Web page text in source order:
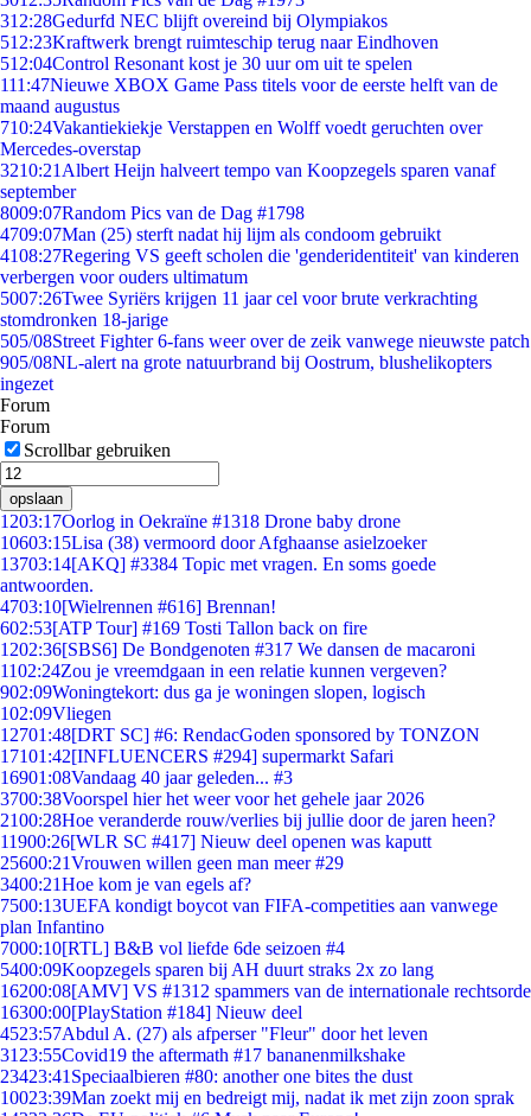
312:28Gedurfd NEC blijft overeind bij Olympiakos
512:23Kraftwerk brengt ruimteschip terug naar Eindhoven
512:04Control Resonant kost je 30 uur om uit te spelen
111:47Nieuwe XBOX Game Pass titels voor de eerste helft van de
maand augustus
710:24Vakantiekiekje Verstappen en Wolff voedt geruchten over
Mercedes-overstap
3210:21 Albert Heijn halveert tempo van Koopzegels sparen vanaf
september
8009:07Random Pics van de Dag #1798
4709:07Man (25) sterft nadat hij lijm als condoom gebruikt
4108:27Regering VS geeft scholen die 'genderidentiteit' van kinderen
verbergen voor ouders ultimatum
5007:26Twee Syriërs krijgen 11 jaar cel voor brute verkrachting
stomdronken 18-jarige
505/08Street Fighter 6-fans weer over de zeik vanwege nieuwste patch
905/08NL-alert na grote natuurbrand bij Oostrum, blushelikopters
ingezet
Forum
Forum
Scrollbar gebruiken
opslaan
1203:17Oorlog in Oekraïne #1318 Drone baby drone
10603:15Lisa (38) vermoord door Afghaanse asielzoeker
13703:14[AKQ] #3384 Topic met vragen. En soms goede
antwoorden.
4703:10[Wielrennen #616] Brennan!
602:53[ATP Tour] #169 Tosti Tallon back on fire
1202:36[SBS6] De Bondgenoten #317 We dansen de macaroni
1102:24Zou je vreemdgaan in een relatie kunnen vergeven?
902:09Woningtekort: dus ga je woningen slopen, logisch
102:09Vliegen
12701:48[DRT SC] #6: RendacGoden sponsored by TONZON
17101:42[INFLUENCERS #294] supermarkt Safari
16901:08Vandaag 40 jaar geleden... #3
3700:38Voorspel hier het weer voor het gehele jaar 2026
2100:28Hoe veranderde rouw/verlies bij jullie door de jaren heen?
11900:26[WLR SC #417] Nieuw deel openen was kaputt
25600:21Vrouwen willen geen man meer #29
3400:21Hoe kom je van egels af?
7500:13UEFA kondigt boycot van FIFA-competities aan vanwege
plan Infantino
7000:10[RTL] B&B vol liefde 6de seizoen #4
5400:09Koopzegels sparen bij AH duurt straks 2x zo lang
16200:08[AMV] VS #1312 spammers van de internationale rechtsorde
16300:00[PlayStation #184] Nieuw deel
4523:57Abdul A. (27) als afperser "Fleur" door het leven
31 23:55Covid19 the aftermath #17 bananenmilkshake
23423:41 Speciaalbieren #80: another one bites the dust
10023:39Man zoekt mij en bedreigt mij, nadat ik met zijn zoon sprak